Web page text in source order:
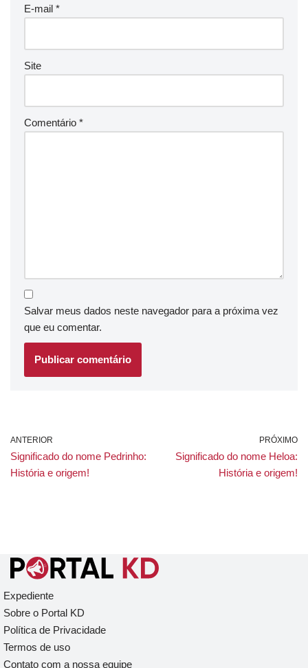
E-mail *
Site
Comentário *
Salvar meus dados neste navegador para a próxima vez
que eu comentar.
ANTERIOR
Significado do nome Pedrinho:
História e origem!
PRÓXIMO
Significado do nome Heloa:
História e origem!
Expediente
Sobre o Portal KD
Política de Privacidade
Termos de uso
Contato com a nossa equipe